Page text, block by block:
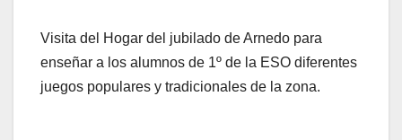
Visita del Hogar del jubilado de Arnedo para
enseñar a los alumnos de 1º de la ESO diferentes
juegos populares y tradicionales de la zona.